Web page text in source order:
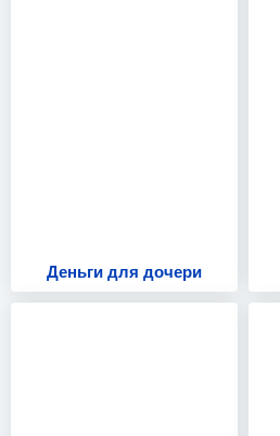
Деньги для дочери